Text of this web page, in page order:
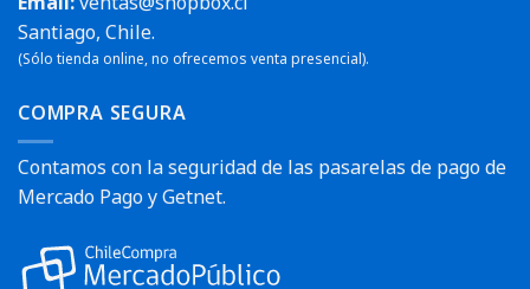
Santiago, Chile.
(Sólo tienda online, no ofrecemos venta presencial).
COMPRA SEGURA
Contamos con la seguridad de las pasarelas de pago de
Mercado Pago y Getnet.